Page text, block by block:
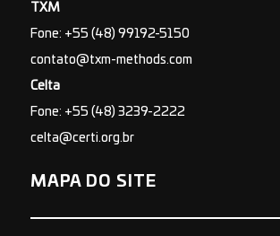
TXM
Fone: +55 (48) 99192-5150
contato@txm-methods.com
Celta
Fone: +55 (48) 3239-2222
celta@certi.org.br
MAPA DO SITE